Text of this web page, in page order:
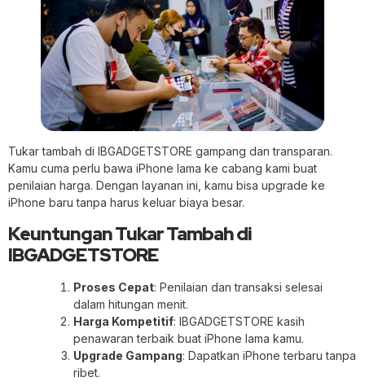
Tukar tambah di IBGADGETSTORE gampang dan transparan.
Kamu cuma perlu bawa iPhone lama ke cabang kami buat
penilaian harga. Dengan layanan ini, kamu bisa upgrade ke
iPhone baru tanpa harus keluar biaya besar.
Keuntungan Tukar Tambah di
IBGADGETSTORE
Proses Cepat: Penilaian dan transaksi selesai
dalam hitungan menit.
Harga Kompetitif: IBGADGETSTORE kasih
penawaran terbaik buat iPhone lama kamu.
Upgrade Gampang: Dapatkan iPhone terbaru tanpa
ribet.